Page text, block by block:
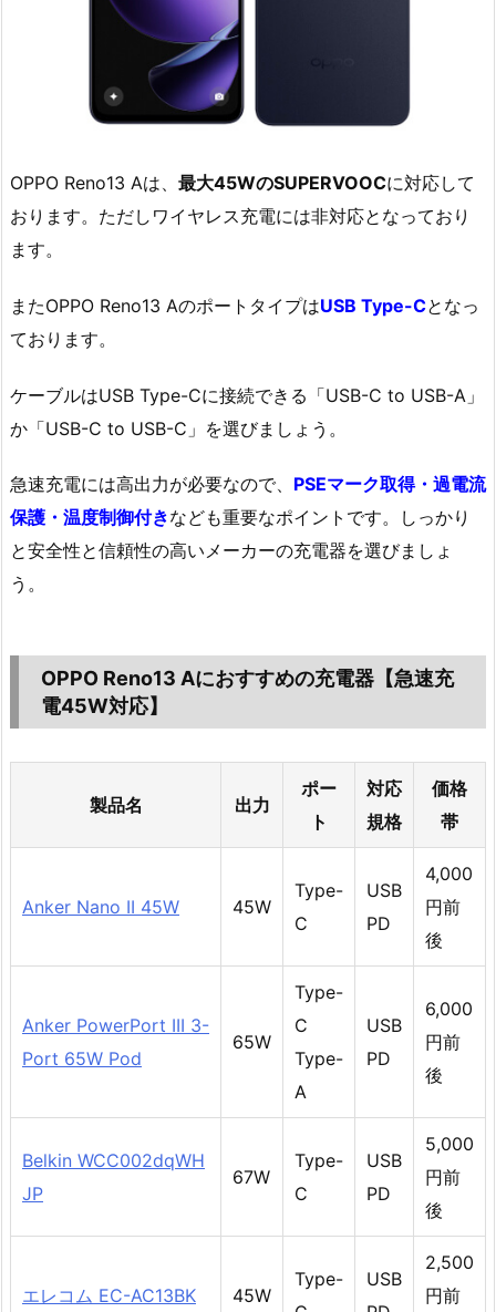
OPPO Reno13 Aは、 最大45WのSUPERVOOCに対応して
おります。ただしワイヤレス充電には非対応となっており
ます。
またOPPO Reno13 AのポートタイプはUSB Type-Cとなっ
ております。
ケーブルはUSB Type-Cに接続できる「USB-C to USB-A」
か「USB-C to USB-C」を選びましょう。
急速充電には高出力が必要なので、 PSEマーク取得・過電流
保護・温度制御付きなども重要なポイントです。しっかり
と安全性と信頼性の高いメーカーの充電器を選びましょ
う。
OPPO Reno13 Aにおすすめの充電器【急速充
電45W対応】
製品名 出力
ポー
ト
対応
規格
価格
帯
Anker Nano II 45W 45W
Type-
C
USB
PD
4,000
円前
後
Anker PowerPort III 3-
Port 65W Pod
65W
Type-
C
Type-
A
USB
PD
6,000
円前
後
Belkin WCC002dqWH
JP
67W
Type-
C
USB
PD
5,000
円前
後
エレコム EC-AC13BK 45W
Type-
USB
2,500
円前